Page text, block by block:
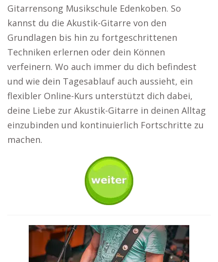
Gitarrensong Musikschule Edenkoben. So
kannst du die Akustik-Gitarre von den
Grundlagen bis hin zu fortgeschrittenen
Techniken erlernen oder dein Können
verfeinern. Wo auch immer du dich befindest
und wie dein Tagesablauf auch aussieht, ein
flexibler Online-Kurs unterstützt dich dabei,
deine Liebe zur Akustik-Gitarre in deinen Alltag
einzubinden und kontinuierlich Fortschritte zu
machen.